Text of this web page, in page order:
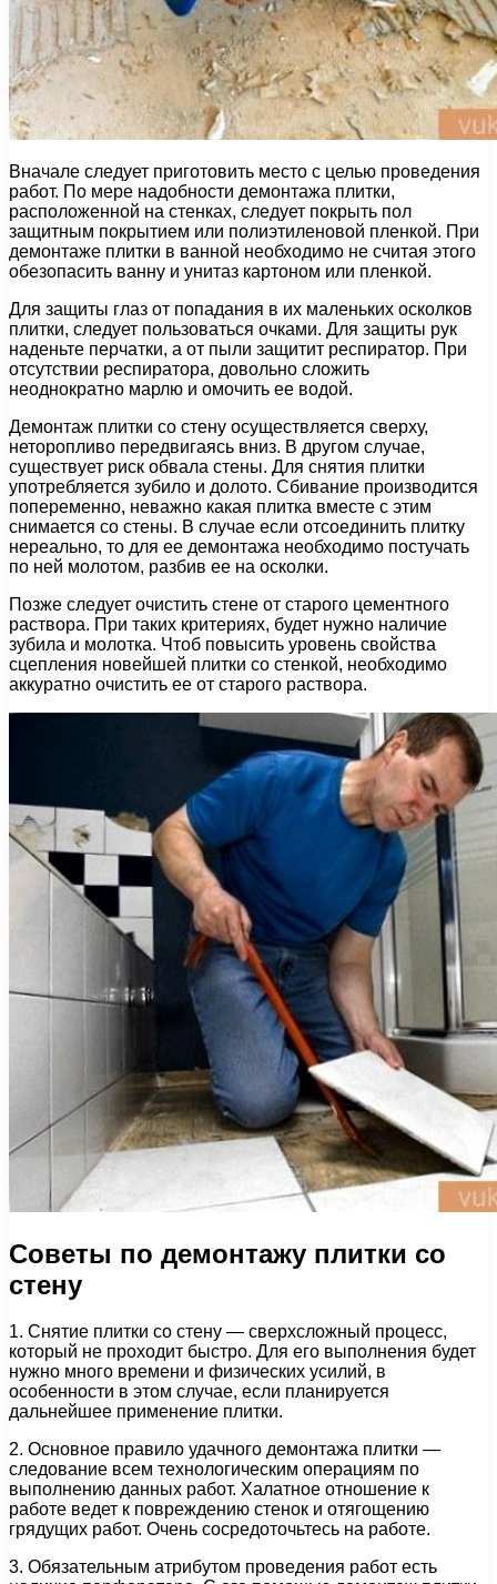
Вначале следует приготовить место с целью проведения
работ. По мере надобности демонтажа плитки,
расположенной на стенках, следует покрыть пол
защитным покрытием или полиэтиленовой пленкой. При
демонтаже плитки в ванной необходимо не считая этого
обезопасить ванну и унитаз картоном или пленкой.
Для защиты глаз от попадания в их маленьких осколков
плитки, следует пользоваться очками. Для защиты рук
наденьте перчатки, а от пыли защитит респиратор. При
отсутствии респиратора, довольно сложить
неоднократно марлю и омочить ее водой.
Демонтаж плитки со стену осуществляется сверху,
неторопливо передвигаясь вниз. В другом случае,
существует риск обвала стены. Для снятия плитки
употребляется зубило и долото. Сбивание производится
попеременно, неважно какая плитка вместе с этим
снимается со стены. В случае если отсоединить плитку
нереально, то для ее демонтажа необходимо постучать
по ней молотом, разбив ее на осколки.
Позже следует очистить стене от старого цементного
раствора. При таких критериях, будет нужно наличие
зубила и молотка. Чтоб повысить уровень свойства
сцепления новейшей плитки со стенкой, необходимо
аккуратно очистить ее от старого раствора.
Советы по демонтажу плитки со
стену
1. Снятие плитки со стену — сверхсложный процесс,
который не проходит быстро. Для его выполнения будет
нужно много времени и физических усилий, в
особенности в этом случае, если планируется
дальнейшее применение плитки.
2. Основное правило удачного демонтажа плитки —
следование всем технологическим операциям по
выполнению данных работ. Халатное отношение к
работе ведет к повреждению стенок и отягощению
грядущих работ. Очень сосредоточьтесь на работе.
3. Обязательным атрибутом проведения работ есть